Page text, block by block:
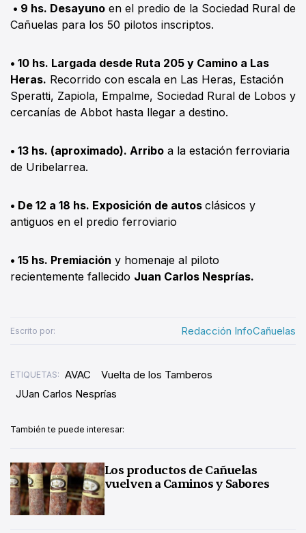
• 9 hs. Desayuno en el predio de la Sociedad Rural de
Cañuelas para los 50 pilotos inscriptos.
• 10 hs. Largada desde Ruta 205 y Camino a Las
Heras. Recorrido con escala en Las Heras, Estación
Speratti, Zapiola, Empalme, Sociedad Rural de Lobos y
cercanías de Abbot hasta llegar a destino.
• 13 hs. (aproximado). Arribo a la estación ferroviaria
de Uribelarrea.
• De 12 a 18 hs. Exposición de autos clásicos y
antiguos en el predio ferroviario
• 15 hs. Premiación y homenaje al piloto
recientemente fallecido Juan Carlos Nesprías.
Escrito por: Redacción InfoCañuelas
ETIQUETAS: AVAC
Vuelta de los Tamberos
JUan Carlos Nesprías
También te puede interesar:
Los productos de Cañuelas
vuelven a Caminos y Sabores